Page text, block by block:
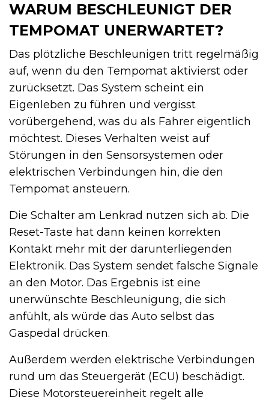
WARUM BESCHLEUNIGT DER
TEMPOMAT UNERWARTET?
Das plötzliche Beschleunigen tritt regelmäßig
auf, wenn du den Tempomat aktivierst oder
zurücksetzt. Das System scheint ein
Eigenleben zu führen und vergisst
vorübergehend, was du als Fahrer eigentlich
möchtest. Dieses Verhalten weist auf
Störungen in den Sensorsystemen oder
elektrischen Verbindungen hin, die den
Tempomat ansteuern.
Die Schalter am Lenkrad nutzen sich ab. Die
Reset-Taste hat dann keinen korrekten
Kontakt mehr mit der darunterliegenden
Elektronik. Das System sendet falsche Signale
an den Motor. Das Ergebnis ist eine
unerwünschte Beschleunigung, die sich
anfühlt, als würde das Auto selbst das
Gaspedal drücken.
Außerdem werden elektrische Verbindungen
rund um das Steuergerät (ECU) beschädigt.
Diese Motorsteuereinheit regelt alle